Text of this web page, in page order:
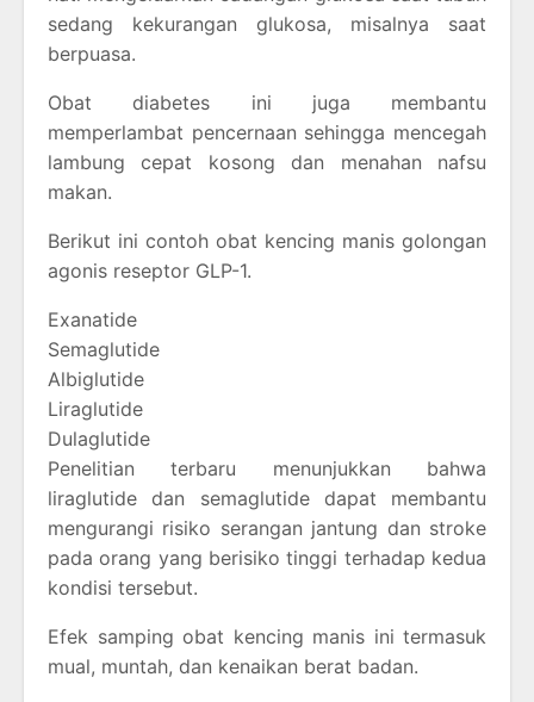
sedang kekurangan glukosa, misalnya saat
berpuasa.
Obat diabetes ini juga membantu
memperlambat pencernaan sehingga mencegah
lambung cepat kosong dan menahan nafsu
makan.
Berikut ini contoh obat kencing manis golongan
agonis reseptor GLP-1.
Exanatide
Semaglutide
Albiglutide
Liraglutide
Dulaglutide
Penelitian terbaru menunjukkan bahwa
liraglutide dan semaglutide dapat membantu
mengurangi risiko serangan jantung dan stroke
pada orang yang berisiko tinggi terhadap kedua
kondisi tersebut.
Efek samping obat kencing manis ini termasuk
mual, muntah, dan kenaikan berat badan.